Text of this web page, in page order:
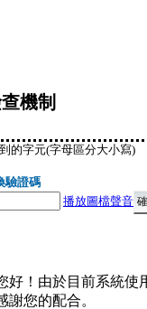
機制
的字元(字母區分大小寫)
驗證碼
播放圖檔聲音
好！由於目前系統
謝您的配合。